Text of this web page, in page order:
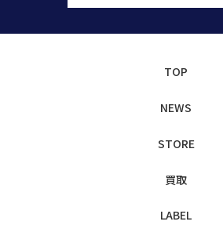
TOP
NEWS
STORE
買取
LABEL